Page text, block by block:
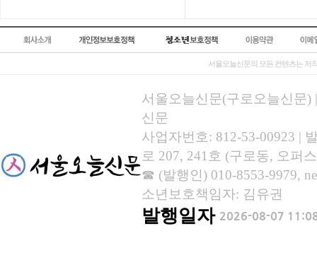
서울오늘신문의 모든 컨텐츠는 저
서울오늘신문(구로오늘신문)
신문
사업자번호: 812-53-00923 |
로 207, 241호 (구로동, 오퍼
☎ (발행인) 010-8553-9979,
소년보호책임자: 김유권
발행일자